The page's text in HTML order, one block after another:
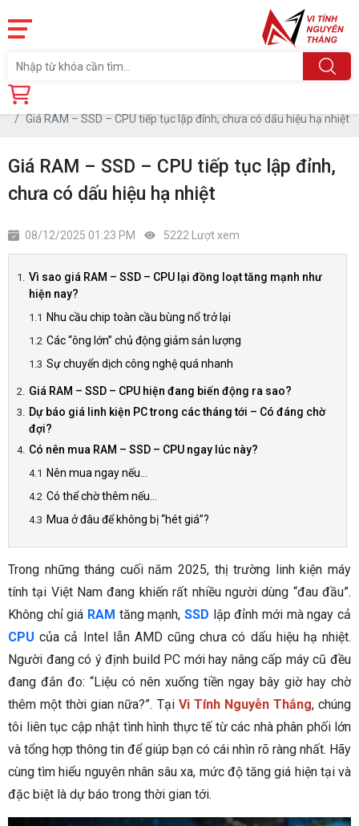
Trang chủ
Giá RAM – SSD – CPU tiếp tục lập đỉnh, chưa có dấu hiệu hạ nhiệt
Giá RAM – SSD – CPU tiếp tục lập đỉnh,
chưa có dấu hiệu hạ nhiệt
08/12/2025 01:23 PM 5222 Lượt xem
Vì sao giá RAM – SSD – CPU lại đồng loạt tăng mạnh như
hiện nay?
Nhu cầu chip toàn cầu bùng nổ trở lại
Các “ông lớn” chủ động giảm sản lượng
Sự chuyển dịch công nghệ quá nhanh
Giá RAM – SSD – CPU hiện đang biến động ra sao?
Dự báo giá linh kiện PC trong các tháng tới – Có đáng chờ
đợi?
Có nên mua RAM – SSD – CPU ngay lúc này?
Nên mua ngay nếu…
Có thể chờ thêm nếu…
Mua ở đâu để không bị “hét giá”?
Trong những tháng cuối năm 2025, thị trường linh kiện máy
tính tại Việt Nam đang khiến rất nhiều người dùng “đau đầu”.
Không chỉ giá RAM tăng mạnh, SSD lập đỉnh mới mà ngay cả
CPU của cả Intel lẫn AMD cũng chưa có dấu hiệu hạ nhiệt.
Người đang có ý định build PC mới hay nâng cấp máy cũ đều
đang đắn đo: “Liệu có nên xuống tiền ngay bây giờ hay chờ
thêm một thời gian nữa?”. Tại Vi Tính Nguyễn Thắng, chúng
tôi liên tục cập nhật tình hình thực tế từ các nhà phân phối lớn
và tổng hợp thông tin để giúp bạn có cái nhìn rõ ràng nhất. Hãy
cùng tìm hiểu nguyên nhân sâu xa, mức độ tăng giá hiện tại và
đặc biệt là dự báo trong thời gian tới.